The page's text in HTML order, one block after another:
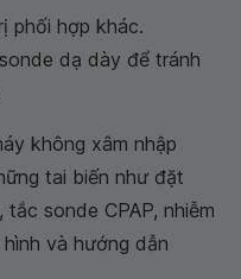
phối hợp khác.
dạ dày để tránh
không xâm nhập
tai biến như đặt
sonde CPAP, nhiễm
và hướng dẫn